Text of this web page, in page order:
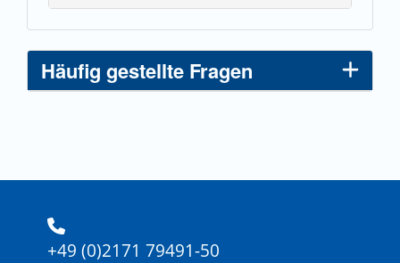
Häufig gestellte Fragen
+49 (0)2171 79491-50